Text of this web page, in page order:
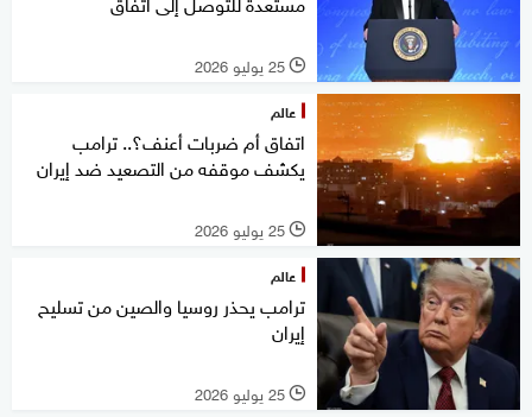
l 25 يوليو 2026
عالم
اتفاق أم ضربات أعنف؟.. ترامب
يكشف موقفه من التصعيد ضد إيران
l 25 يوليو 2026
عالم
ترامب يحذر روسيا والصين من تسليح
إيران
l 25 يوليو 2026